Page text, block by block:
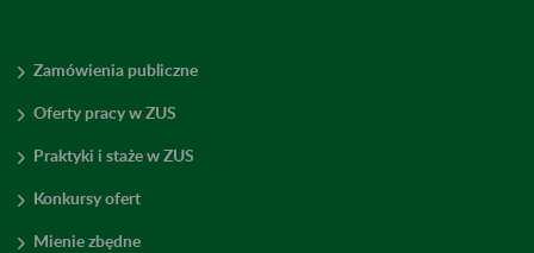
Zamówienia publiczne
Oferty pracy w ZUS
Praktyki i staże w ZUS
Konkursy ofert
Mienie zbędne